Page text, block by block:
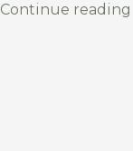
Continue reading